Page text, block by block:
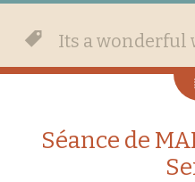
Its a wonderful
Séance de